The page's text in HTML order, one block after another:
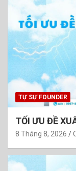
TỰ SỰ FOUNDER
TỐI ƯU ĐỀ
8 Tháng 8, 2026